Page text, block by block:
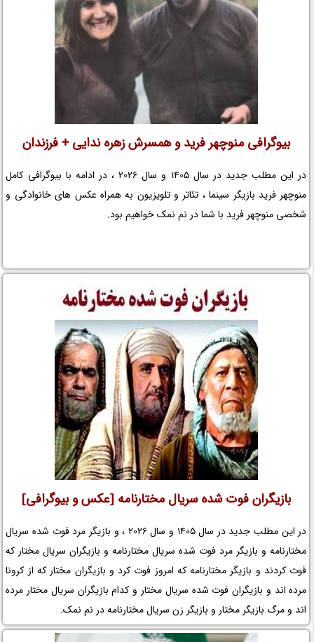
بیوگرافی منوچهر فرید و همسرش زهره ندایی + فرزندان
در این مطلب جدید در سال 1405 و سال 2026 ، در ادامه با بیوگرافی کامل
منوچهر فرید بازیگر سینما ، تئاتر و تلویزیون به همراه عکس های خانوادگی و
شخصی منوچهر فرید با شما در نم نمک خواهیم بود.
بازیگران فوت شده سریال مختارنامه [عکس و بیوگرافی]
در این مطلب جدید در سال 1405 و سال 2026 ، و بازیگر مرد فوت شده سریال
مختارنامه و بازیگر مرد فوت شده سریال مختارنامه و بازیگران سریال مختار که
فوت کردند و بازیگر مختارنامه که امروز فوت کرد و بازیگران مختار که از کرونا
مرده اند و بازیگران فوت شده سریال مختار و کدام بازیگران سریال مختار مرده
اند و مرگ بازیگر مختار و بازیگر زن سریال مختارنامه در نم نمک.